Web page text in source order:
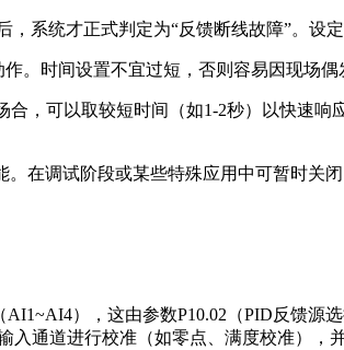
系统才正式判定为“反馈断线故障”。设定
。时间设置不宜过短，否则容易因现场
，可以取较短时间（如1-2秒）以快速
在调试阶段或某些特殊应用中可暂时关
），这由参数P10.02（PID反馈源选
入通道进行校准（如零点、满度校准），